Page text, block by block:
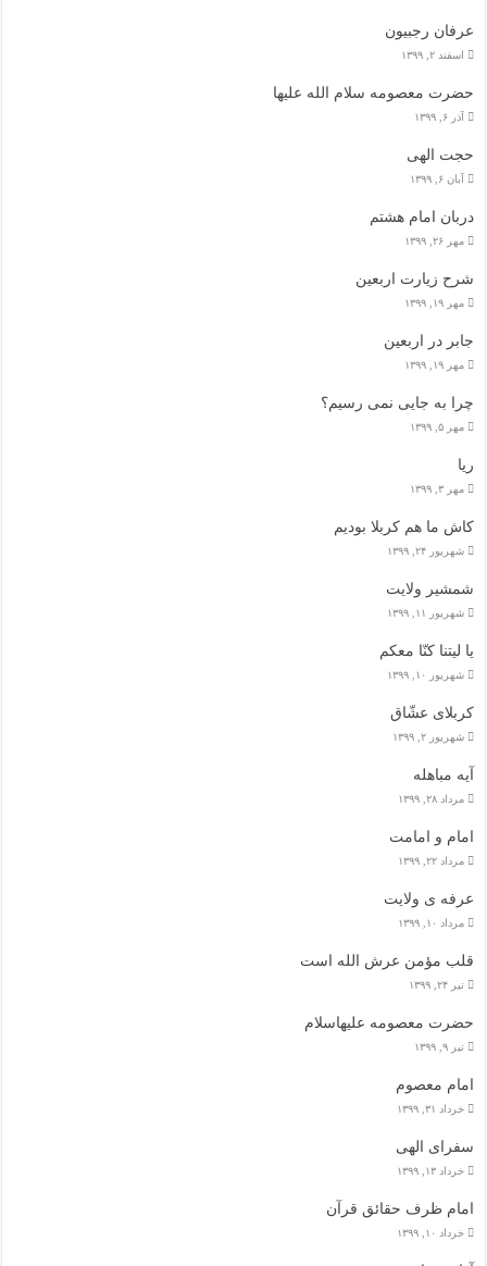
عرفان رجبیون
اسفند ۲, ۱۳۹۹
حضرت معصومه سلام الله علیها
آذر ۶, ۱۳۹۹
حجت الهی
آبان ۶, ۱۳۹۹
دربان امام هشتم
مهر ۲۶, ۱۳۹۹
شرح زیارت اربعین
مهر ۱۹, ۱۳۹۹
جابر در اربعین
مهر ۱۹, ۱۳۹۹
چرا به جایی نمی رسیم؟
مهر ۵, ۱۳۹۹
ریا
مهر ۳, ۱۳۹۹
کاش ما هم کربلا بودیم
شهریور ۲۴, ۱۳۹۹
شمشیر ولایت
شهریور ۱۱, ۱۳۹۹
یا لیتنا کنّا معکم
شهریور ۱۰, ۱۳۹۹
کربلای عشّاق
شهریور ۲, ۱۳۹۹
آیه مباهله
مرداد ۲۸, ۱۳۹۹
امام و امامت
مرداد ۲۲, ۱۳۹۹
عرفه ی ولایت
مرداد ۱۰, ۱۳۹۹
قلب مؤمن عرش الله است
تیر ۲۴, ۱۳۹۹
حضرت معصومه علیهاسلام
تیر ۹, ۱۳۹۹
امام معصوم
خرداد ۳۱, ۱۳۹۹
سفرای الهی
خرداد ۱۳, ۱۳۹۹
امام ظرف حقائق قرآن
خرداد ۱۰, ۱۳۹۹